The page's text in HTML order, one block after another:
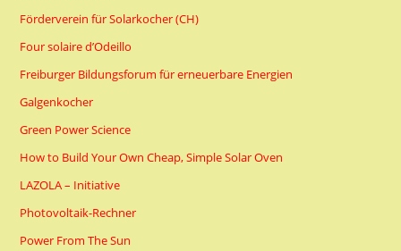
Förderverein für Solarkocher (CH)
Four solaire d’Odeillo
Freiburger Bildungsforum für erneuerbare Energien
Galgenkocher
Green Power Science
How to Build Your Own Cheap, Simple Solar Oven
LAZOLA – Initiative
Photovoltaik-Rechner
Power From The Sun